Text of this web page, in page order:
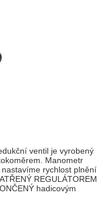
ventil je vyrobený
Manometr
rychlost plnění
REGULÁTOREM
hadicovým